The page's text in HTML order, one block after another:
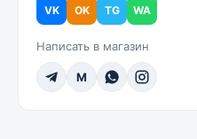
VK OK TG WA
Написать в магазин
M